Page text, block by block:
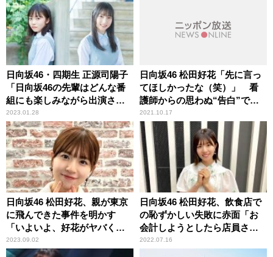
日向坂46・四期生 正源司陽子
「日向坂46の先輩はどんな番
組にも楽しみながら出演され
ている」 竹内希来里「この
前、エコバッグを落としてし
まいました」
2023.01.28
日向坂46 松田好花「先に言っ
てほしかったな（笑）」 看
護師からの思わぬ“告白”で頭
が真っ白になった顛末を明か
す
2021.10.17
日向坂46 松田好花、親が東京
に飛んできた事件を明かす
「いよいよ、好花がヤバくな
ってる……って（笑）」
2023.09.02
日向坂46 松田好花、飲食店で
の恥ずかしい失敗に赤面「お
会計しようとしたら店員さん
が……」
2022.07.16